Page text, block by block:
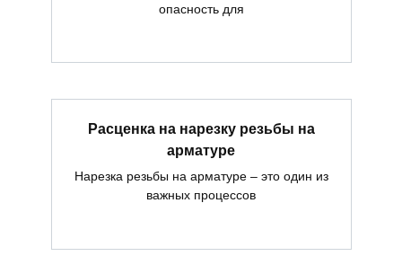
опасность для
Расценка на нарезку резьбы на
арматуре
Нарезка резьбы на арматуре – это один из
важных процессов